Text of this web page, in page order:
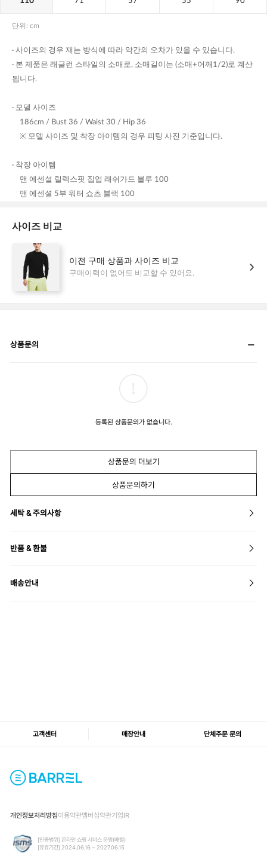
상품문의
등록된 상품문의가 없습니다.
상품문의 더보기
상품문의하기
세탁 & 주의사항
반품 & 환불
배송안내
고객센터 매장안내 단체주문 문의
개인정보처리방침이용약관멤버십약관기업IR
[인증범위] 온라인 쇼핑 서비스 운영(배럴)
[유효기간] 2024.06.16 ~ 2027.06.15